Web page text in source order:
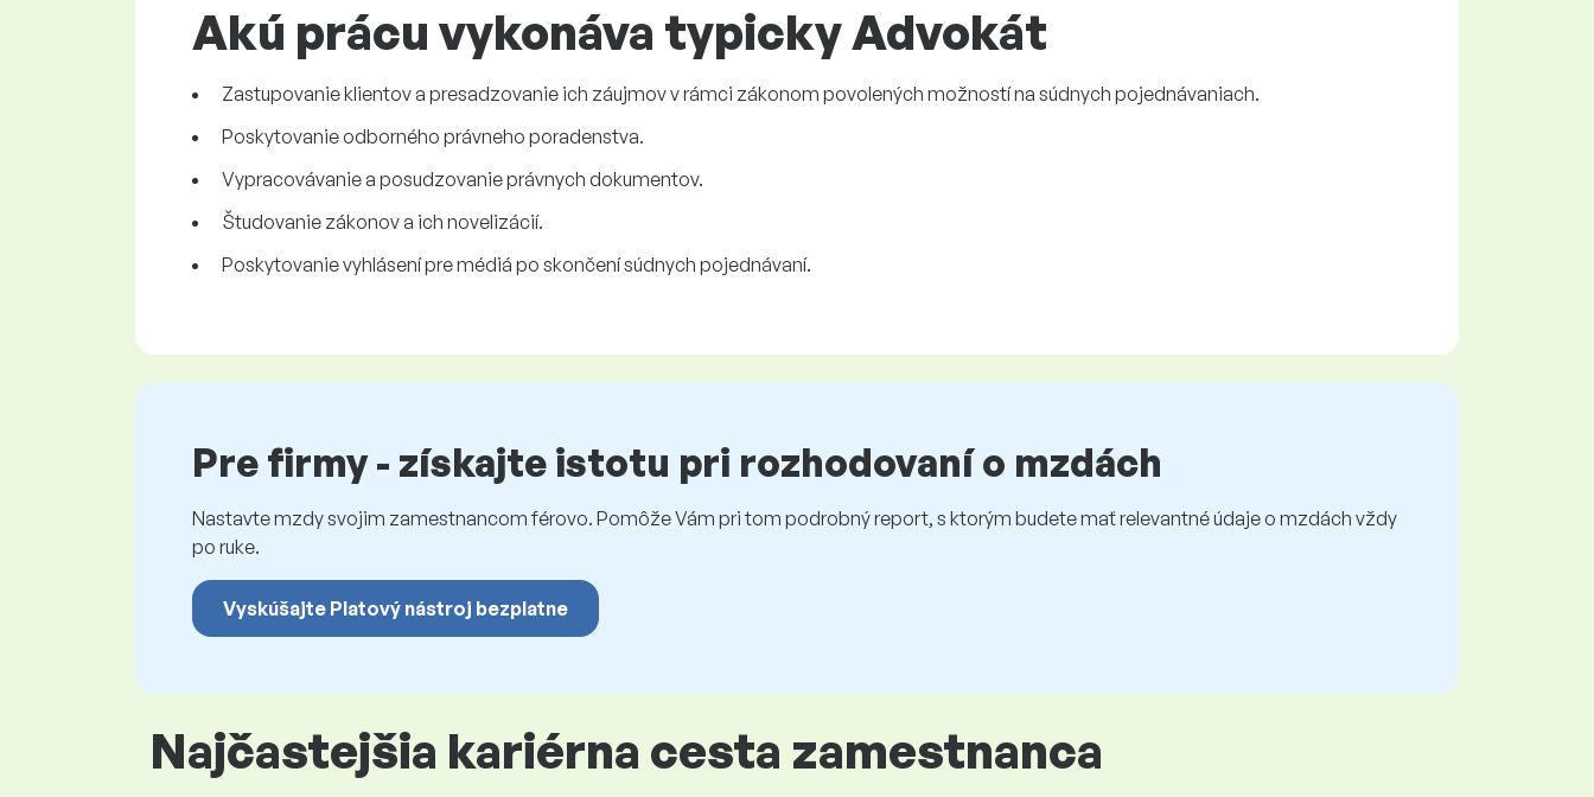
Akú prácu vykonáva typicky Advokát
Zastupovanie klientov a presadzovanie ich záujmov v rámci zákonom povolených možností na súdnych pojednávaniach.
Poskytovanie odborného právneho poradenstva.
Vypracovávanie a posudzovanie právnych dokumentov.
Študovanie zákonov a ich novelizácií.
Poskytovanie vyhlásení pre médiá po skončení súdnych pojednávaní.
Pre firmy - získajte istotu pri rozhodovaní o mzdách
Nastavte mzdy svojim zamestnancom férovo. Pomôže Vám pri tom podrobný report, s ktorým budete mať relevantné údaje o mzdách vždy
po ruke.
Vyskúšajte Platový nástroj bezplatne
Najčastejšia kariérna cesta zamestnanca